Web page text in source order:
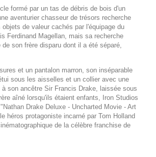
formé par un tas de débris de bois d'un
aventurier chasseur de trésors recherche
de valeur cachés par l'équipage du
Ferdinand Magellan, mais sa recherche
son frère disparu dont il a été séparé,
et un pantalon marron, son inséparable
sous les aisselles et un collier avec une
à son ancêtre Sir Francis Drake, laissée sous
aîné lorsqu'ils étaient enfants, Iron Studios
Drake Deluxe - Uncharted Movie - Art
héros protagoniste incarné par Tom Holland
de la célèbre franchise de